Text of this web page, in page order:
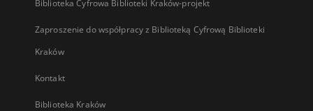
Biblioteka Cyfrowa Biblioteki Kraków-projekt
Zaproszenie do współpracy z Biblioteką Cyfrową Biblioteki
Kraków
Kontakt
Biblioteka Kraków